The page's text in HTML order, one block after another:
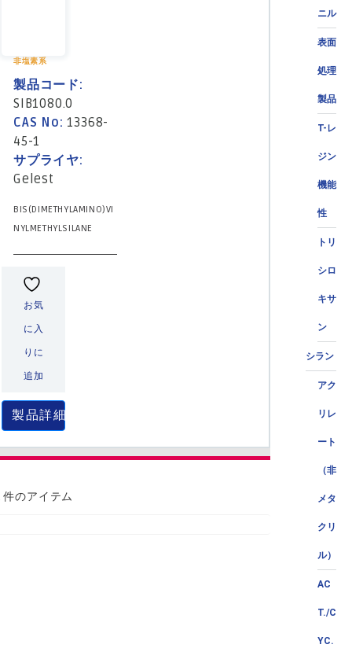
ニル
表面
処理
製品
T-レ
ジン
機能
性
トリ
シロ
キサ
ン
シラン
アク
リレ
ート
（非
メタ
クリ
ル）
AC
T./C
YC.
非塩素系
製品コード:
SIB1080.0
CAS No:13368-
45-1
サプライヤ:
Gelest
BIS(DIMETHYLAMINO)VI
NYLMETHYLSILANE
お気
に入
りに
追加
製品詳細
件のアイテム